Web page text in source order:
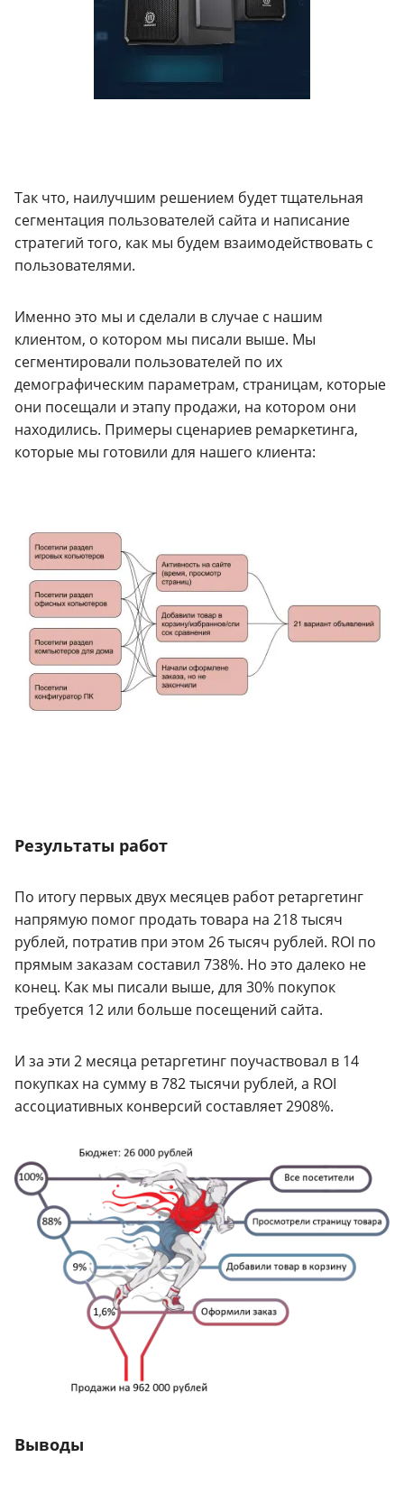
Так что, наилучшим решением будет тщательная
сегментация пользователей сайта и написание
стратегий того, как мы будем взаимодействовать с
пользователями.
Именно это мы и сделали в случае с нашим
клиентом, о котором мы писали выше. Мы
сегментировали пользователей по их
демографическим параметрам, страницам, которые
они посещали и этапу продажи, на котором они
находились. Примеры сценариев ремаркетинга,
которые мы готовили для нашего клиента:
Результаты работ
По итогу первых двух месяцев работ ретаргетинг
напрямую помог продать товара на 218 тысяч
рублей, потратив при этом 26 тысяч рублей. ROI по
прямым заказам составил 738%. Но это далеко не
конец. Как мы писали выше, для 30% покупок
требуется 12 или больше посещений сайта.
И за эти 2 месяца ретаргетинг поучаствовал в 14
покупках на сумму в 782 тысячи рублей, а ROI
ассоциативных конверсий составляет 2908%.
Выводы